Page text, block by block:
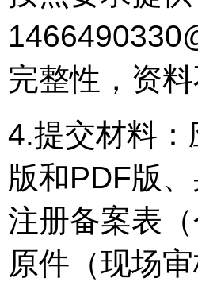
完整性，资
4.提交材料
版和PDF版
注册备案表
原件（现场